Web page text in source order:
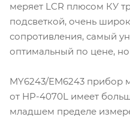
меряет LCR плюсом КУ
подсветкой, очень
сопротивления, самый
оптимальный по цене,
MY6243/EM6243 прибор
от HP-4070L имеет
младшем пределе